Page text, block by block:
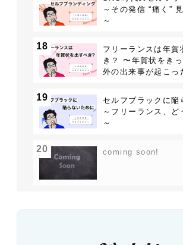
～その発信 “痛く”
～
18
フリーランスは年賀
き？ 〜年賀状をき
外の出来事が起こっ
19
セルフブラックに陥
～フリーランス、ど
～
20 coming soon!